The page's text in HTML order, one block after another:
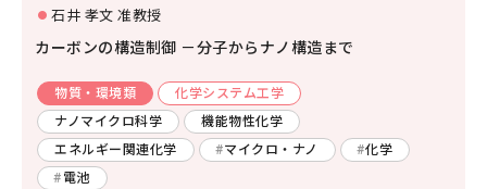
環境 燃焼
船舶・海洋
薬学及び基礎医学
薬学
生体の構造と機能
石井 孝文 准教授
カーボンの構造制御 －分子からナノ構造まで
物質・環境類
化学システム工学
ナノマイクロ科学
機能物性化学
エネルギー関連化学
マイクロ・ナノ
化学
電池